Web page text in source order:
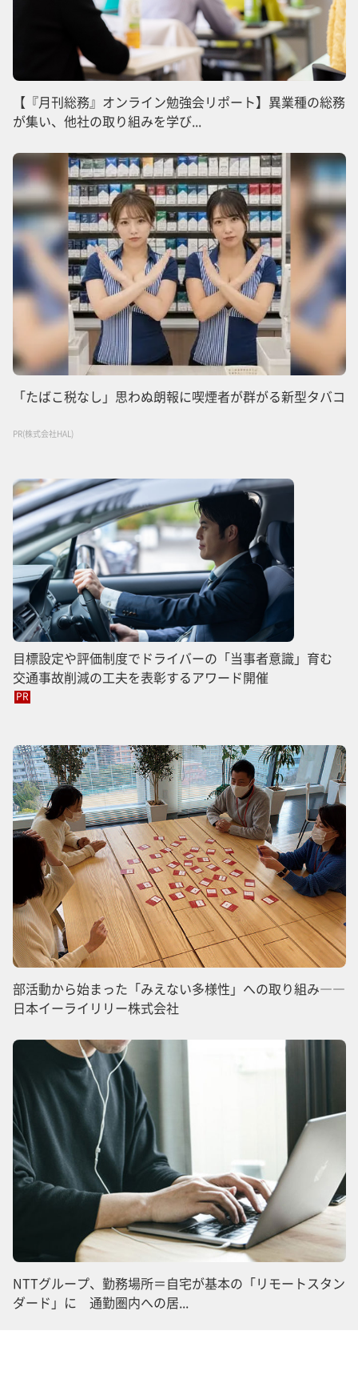
【『月刊総務』オンライン勉強会リポート】異業種の総務
が集い、他社の取り組みを学び...
「たばこ税なし」思わぬ朗報に喫煙者が群がる新型タバコ
PR(株式会社HAL)
目標設定や評価制度でドライバーの「当事者意識」育む
交通事故削減の工夫を表彰するアワード開催
PR
部活動から始まった「みえない多様性」への取り組み――
日本イーライリリー株式会社
NTTグループ、勤務場所＝自宅が基本の「リモートスタン
ダード」に 通勤圏内への居...